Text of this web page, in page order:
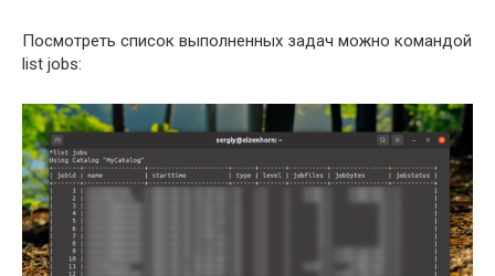
Посмотреть список выполненных задач можно командой
list jobs: